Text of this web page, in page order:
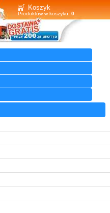
Koszyk
Produktów w koszyku: 0